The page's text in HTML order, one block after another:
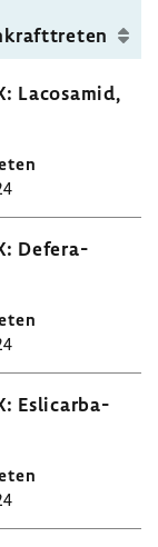
Lacos­amid,
Defer­a­
Esli­car­ba­